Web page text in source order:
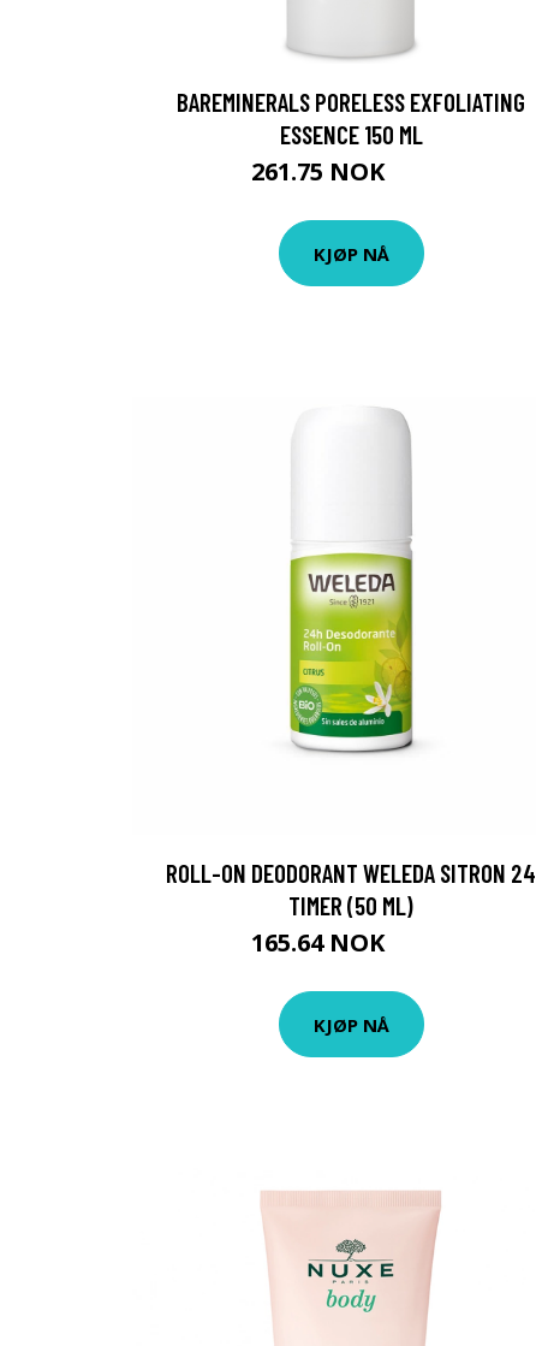
BAREMINERALS PORELESS EXFOLIATING
ESSENCE 150 ML
261.75 NOK
KJØP NÅ
ROLL-ON DEODORANT WELEDA SITRON 24
TIMER (50 ML)
165.64 NOK
KJØP NÅ